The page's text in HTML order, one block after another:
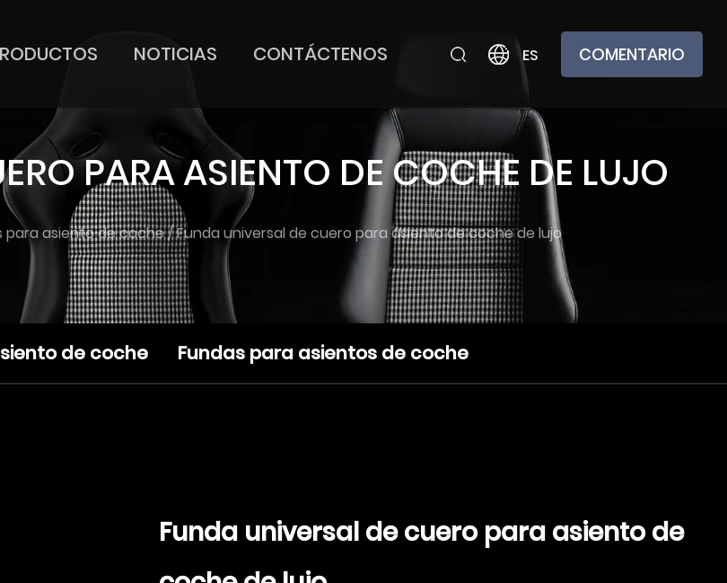
NOTICIAS CONTÁCTENOS ES COMENTARIO
PARA ASIENTO DE COCHE DE LUJO
para asiento de coche/Funda universal de cuero para asiento de coche de lujo
de coche Fundas para asientos de coche
Funda universal de cuero para asiento de